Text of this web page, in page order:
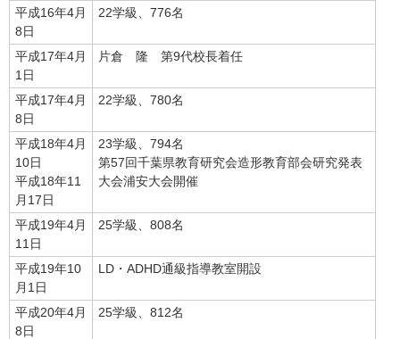
平成16年4月
8日
22学級、776名
平成17年4月
1日
片倉 隆 第9代校長着任
平成17年4月
8日
22学級、780名
平成18年4月
10日
平成18年11
月17日
23学級、794名
第57回千葉県教育研究会造形教育部会研究発表
大会浦安大会開催
平成19年4月
11日
25学級、808名
平成19年10
月1日
LD・ADHD通級指導教室開設
平成20年4月
8日
25学級、812名